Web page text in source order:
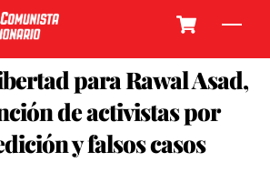
para Rawal Asad,
de activistas por
y falsos casos